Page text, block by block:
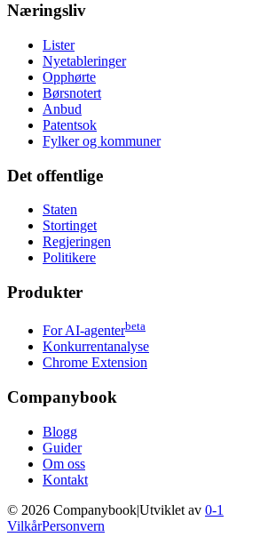
Næringsliv
Lister
Nyetableringer
Opphørte
Børsnotert
Anbud
Patentsok
Fylker og kommuner
Det offentlige
Staten
Stortinget
Regjeringen
Politikere
Produkter
For AI-agenterbeta
Konkurrentanalyse
Chrome Extension
Companybook
Blogg
Guider
Om oss
Kontakt
© 2026 Companybook|Utviklet av 0-1
VilkårPersonvern